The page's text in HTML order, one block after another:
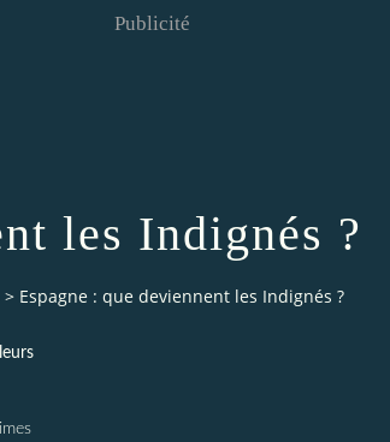
Publicité
les Indignés ?
> Espagne : que deviennent les Indignés ?